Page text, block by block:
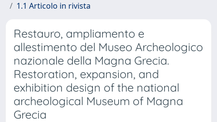
1.1 Articolo in rivista
Restauro, ampliamento e
allestimento del Museo Archeologico
nazionale della Magna Grecia.
Restoration, expansion, and
exhibition design of the national
archeological Museum of Magna
Grecia